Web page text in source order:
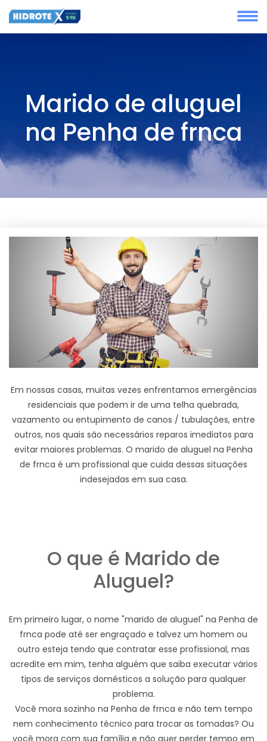
Marido de aluguel
na Penha de frnca
Em nossas casas, muitas vezes enfrentamos emergências
residenciais que podem ir de uma telha quebrada,
vazamento ou entupimento de canos / tubulações, entre
outros, nos quais são necessários reparos imediatos para
evitar maiores problemas. O marido de aluguel na Penha
de frnca é um profissional que cuida dessas situações
indesejadas em sua casa.
O que é Marido de
Aluguel?
Em primeiro lugar, o nome "marido de aluguel" na Penha de
frnca pode até ser engraçado e talvez um homem ou
outro esteja tendo que contratar esse profissional, mas
acredite em mim, tenha alguém que saiba executar vários
tipos de serviços domésticos a solução para qualquer
problema.
Você mora sozinho na Penha de frnca e não tem tempo
nem conhecimento técnico para trocar as tomadas? Ou
você mora com sua família e não quer perder tempo em